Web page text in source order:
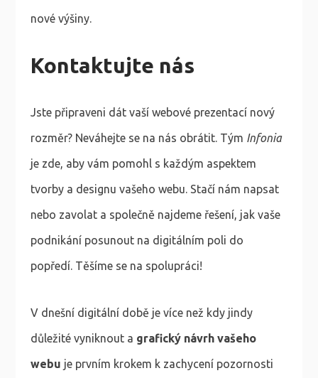
nové výšiny.
Kontaktujte nás
Jste připraveni dát vaší webové prezentací nový
rozměr? Neváhejte se na nás obrátit. Tým Infonia
je zde, aby vám pomohl s každým aspektem
tvorby a designu vašeho webu. Stačí nám napsat
nebo zavolat a společně najdeme řešení, jak vaše
podnikání posunout na digitálním poli do
popředí. Těšíme se na spolupráci!
V dnešní digitální době je více než kdy jindy
důležité vyniknout a grafický návrh vašeho
webu je prvním krokem k zachycení pozornosti